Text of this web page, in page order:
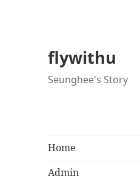
flywithu
Seunghee's Story
Home
Admin